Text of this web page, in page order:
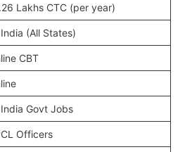
Lakhs CTC (per year)
(All States)
CBT
India Govt Jobs
Officers